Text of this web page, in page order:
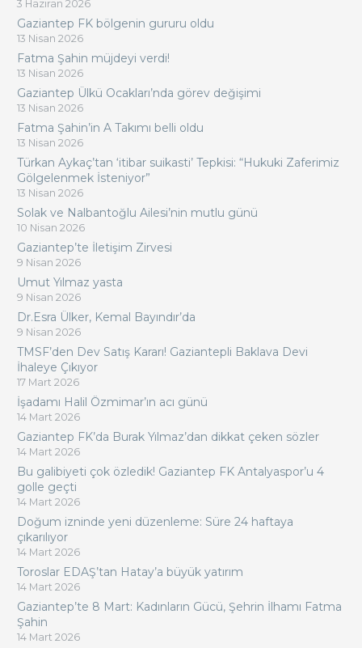
3 Haziran 2026
Gaziantep FK bölgenin gururu oldu
13 Nisan 2026
Fatma Şahin müjdeyi verdi!
13 Nisan 2026
Gaziantep Ülkü Ocakları’nda görev değişimi
13 Nisan 2026
Fatma Şahin’in A Takımı belli oldu
13 Nisan 2026
Türkan Aykaç’tan ‘itibar suikasti’ Tepkisi: “Hukuki Zaferimiz
Gölgelenmek İsteniyor”
13 Nisan 2026
Solak ve Nalbantoğlu Ailesi’nin mutlu günü
10 Nisan 2026
Gaziantep’te İletişim Zirvesi
9 Nisan 2026
Umut Yılmaz yasta
9 Nisan 2026
Dr.Esra Ülker, Kemal Bayındır’da
9 Nisan 2026
TMSF’den Dev Satış Kararı! Gaziantepli Baklava Devi
İhaleye Çıkıyor
17 Mart 2026
İşadamı Halil Özmimar’ın acı günü
14 Mart 2026
Gaziantep FK’da Burak Yılmaz’dan dikkat çeken sözler
14 Mart 2026
Bu galibiyeti çok özledik! Gaziantep FK Antalyaspor’u 4
golle geçti
14 Mart 2026
Doğum izninde yeni düzenleme: Süre 24 haftaya
çıkarılıyor
14 Mart 2026
Toroslar EDAŞ’tan Hatay’a büyük yatırım
14 Mart 2026
Gaziantep’te 8 Mart: Kadınların Gücü, Şehrin İlhamı Fatma
Şahin
14 Mart 2026